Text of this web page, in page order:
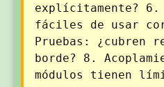
explícitamente?
fáciles de usar
Pruebas: ¿cubren
borde? 8.
módulos tienen